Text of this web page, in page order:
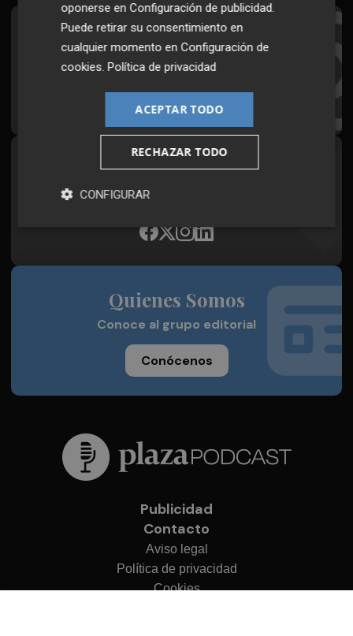
Suscríbete al Boletín
Todos los días a primera hora en tu email
Síguenos en redes
Plaza Podcast, desde cualquier medio
Quienes Somos
Conoce al grupo editorial
Conócenos
Publicidad
Contacto
Aviso legal
Política de privacidad
Cookies
oponerse enConfiguración de publicidad.
Puede retirar su consentimiento en
cualquier momento enConfiguración de
cookies.Política de privacidad
ACEPTAR TODO
RECHAZAR TODO
CONFIGURAR